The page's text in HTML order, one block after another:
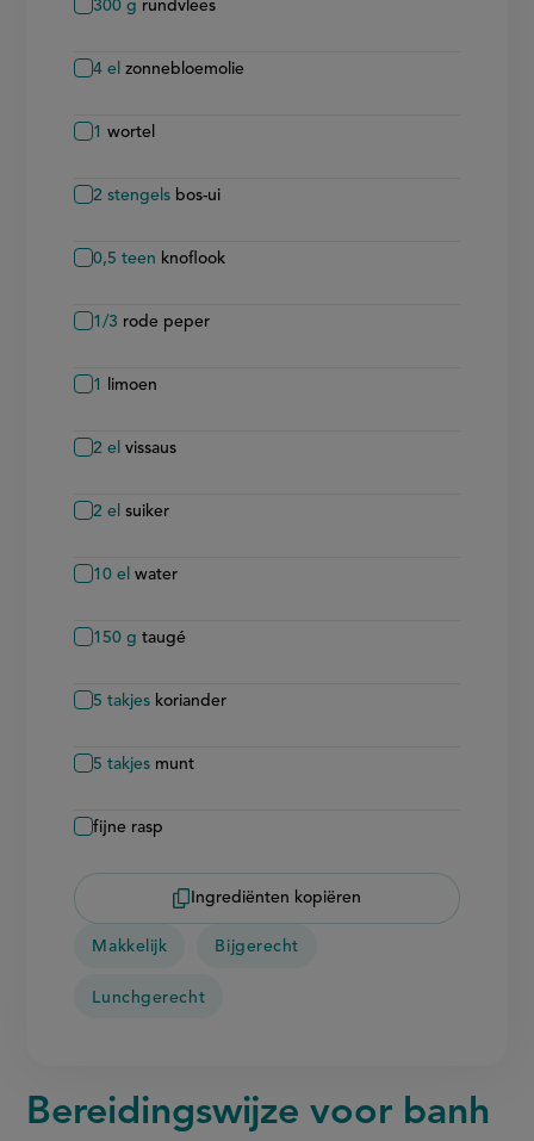
300 g rundvlees
4 el zonnebloemolie
1 wortel
2 stengels bos-ui
0,5 teen knoflook
1/3 rode peper
1 limoen
2 el vissaus
2 el suiker
10 el water
150 g taugé
5 takjes koriander
5 takjes munt
fijne rasp
Ingrediënten kopiëren
Makkelijk Bijgerecht
Lunchgerecht
Bereidingswijze voor banh